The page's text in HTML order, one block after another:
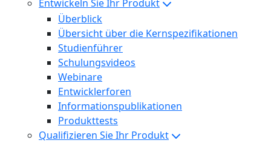
Entwickeln Sie Ihr Produkt
Überblick
Übersicht über die Kernspezifikationen
Studienführer
Schulungsvideos
Webinare
Entwicklerforen
Informationspublikationen
Produkttests
Qualifizieren Sie Ihr Produkt